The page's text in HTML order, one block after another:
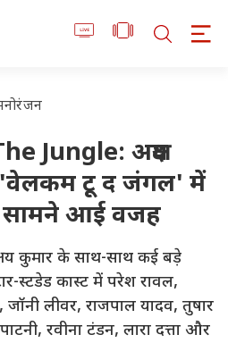
Jungle: अक्षय
'वेलकम टू द जंगल' में
सामने आई वजह
कुमार के साथ-साथ कई बड़े
स्टडेड कास्ट में परेश रावल,
लीवर, राजपाल यादव, तुषार
रवीना टंडन, लारा दत्ता और